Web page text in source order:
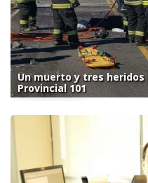
Un muerto y tres heridos
Provincial 101